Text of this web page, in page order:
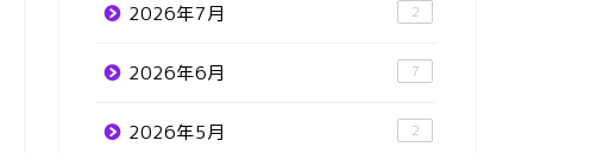
2026年7月 2
2026年6月 7
2026年5月 2